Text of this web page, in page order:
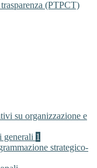
(PTPCT)
su organizzazione e
generali 1
strategico-